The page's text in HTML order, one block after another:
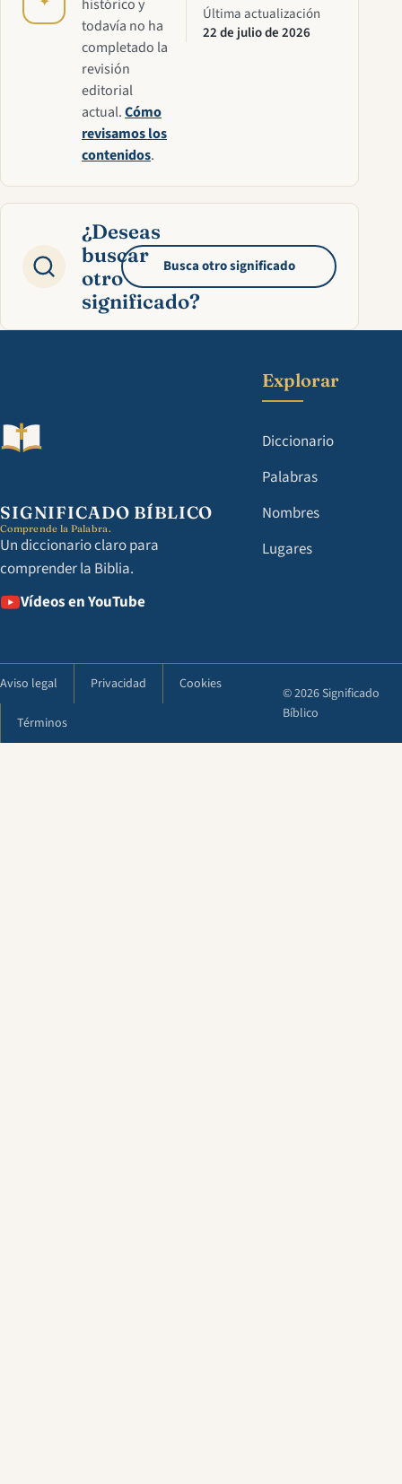
histórico y
todavía no ha
completado la
revisión
editorial
actual.Cómo
revisamos los
contenidos.
Última actualización
22 de julio de 2026
¿Deseas
buscar
otro
significado?
Busca otro significado
SIGNIFICADO BÍBLICO
Comprende la Palabra.
Un diccionario claro para
comprender la Biblia.
Vídeos en YouTube
Explorar
Diccionario
Palabras
Nombres
Lugares
Aviso legal Privacidad Cookies
Términos
© 2026 Significado
Bíblico